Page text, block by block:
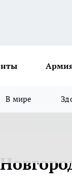
В мире